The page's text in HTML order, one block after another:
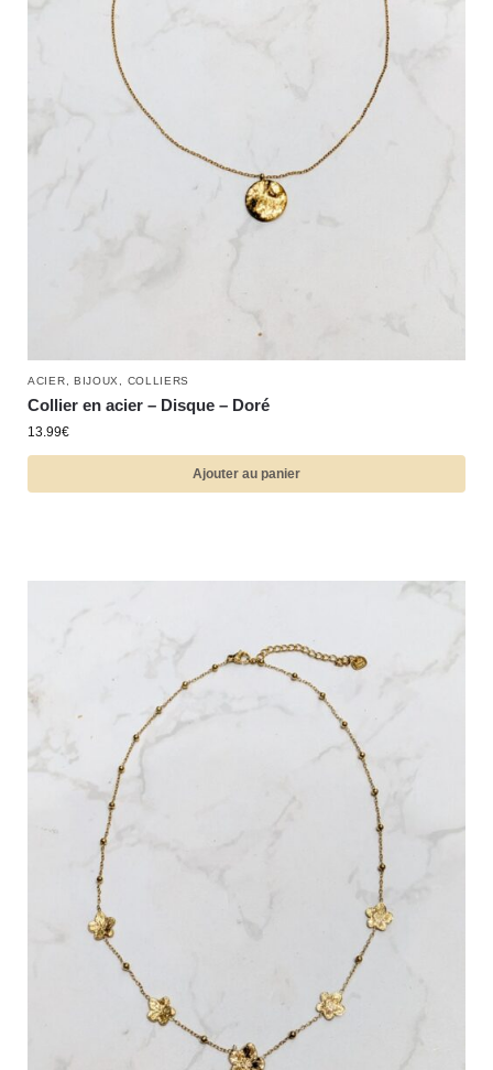
ACIER BIJOUX COLLIERS
Collier en acier – Disque – Doré
13.99€
Ajouter au panier